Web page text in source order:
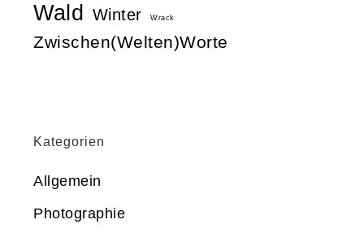
Wald Winter Wrack
Zwischen(Welten)Worte
Kategorien
Allgemein
Photographie